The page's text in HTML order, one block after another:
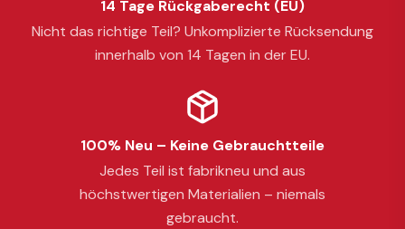
14 Tage Rückgaberecht (EU)
Nicht das richtige Teil? Unkomplizierte Rücksendung
innerhalb von 14 Tagen in der EU.
100% Neu – Keine Gebrauchtteile
Jedes Teil ist fabrikneu und aus
höchstwertigen Materialien – niemals
gebraucht.